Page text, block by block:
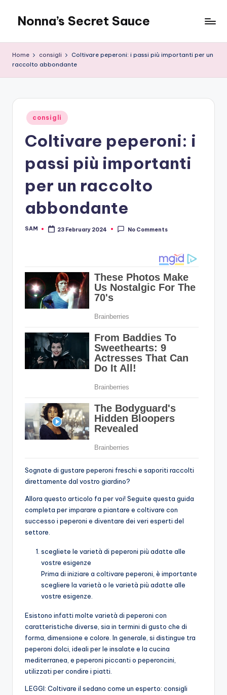
content
Nonna’s Secret Sauce
Home consigli
Coltivare peperoni: i passi più importanti per un
raccolto abbondante
Posted
in
consigli
Coltivare peperoni: i
passi più importanti
per un raccolto
abbondante
Posted
SAM 23 February 2024 No Comments
Sognate di gustare peperoni freschi e saporiti raccolti
direttamente dal vostro giardino?
Allora questo articolo fa per voi! Seguite questa guida
completa per imparare a piantare e coltivare con
successo i peperoni e diventare dei veri esperti del
settore.
scegliete le varietà di peperoni più adatte alle
vostre esigenze
Prima di iniziare a coltivare peperoni, è importante
scegliere la varietà o le varietà più adatte alle
vostre esigenze.
Esistono infatti molte varietà di peperoni con
caratteristiche diverse, sia in termini di gusto che di
forma, dimensione e colore. In generale, si distingue tra
peperoni dolci, ideali per le insalate e la cucina
mediterranea, e peperoni piccanti o peperoncini,
utilizzati per condire i piatti.
LEGGI: Coltivare il sedano come un esperto: consigli